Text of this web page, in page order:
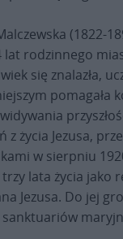
(1822-
lat rodzinnego
się znalazła,
pomagała
z życia Jezusa,
w sierpniu
lata życia jako
Jezusa. Do jej